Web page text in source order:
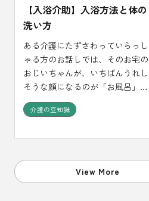
人用おむつですが、皮膚トラブル
の原因となることもあるのです。
そこで今回は、大人のおむつかぶ
れの原因と対策について詳しく解
説します。
【入浴介助】入浴方法と体の
洗い方
ある介護にたずさわっていらっし
ゃる方のお話しでは、そのお宅の
おじいちゃんが、いちばんうれし
そうな顔になるのが「お風呂」の
時だそうです。精神的にもメリハ
リができるなど、効用もいろい
してあげましょう。入浴だけでな
す。その方にあった方法で清潔に
してあげましょう。
介護の豆知識
View More